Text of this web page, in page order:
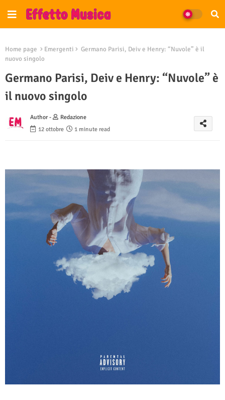
Home page Emergenti
Germano Parisi, Deiv e Henry: “Nuvole” è il
nuovo singolo
Germano Parisi, Deiv e Henry: “Nuvole” è
il nuovo singolo
Author -
Redazione
12 ottobre
1 minute read